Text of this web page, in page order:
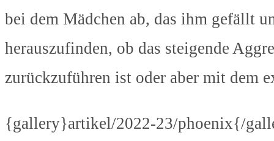
bei dem Mädchen ab, das ihm gefällt
herauszufinden, ob das steigende
zurückzuführen ist oder aber mit dem
{gallery}artikel/2022-23/phoenix{/